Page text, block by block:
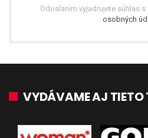
Odoslaním vyjadrujete súhlas
osobných
VYDÁVAME AJ TIETO